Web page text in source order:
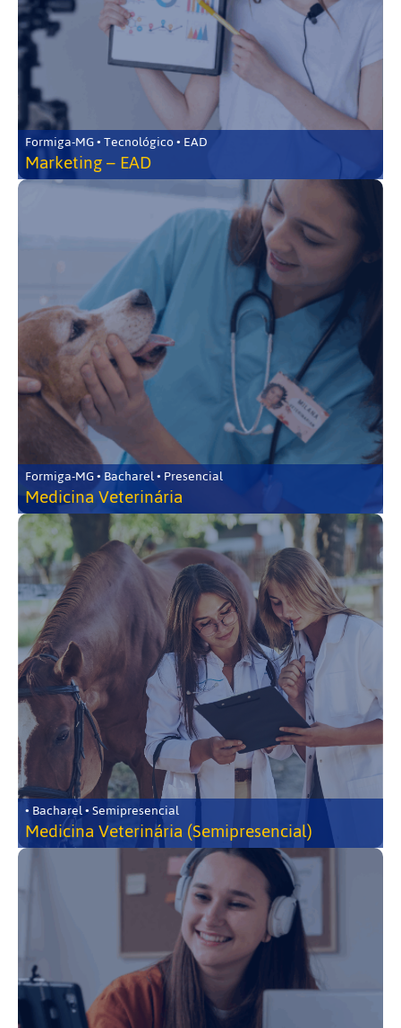
Formiga-MG • Tecnológico • EAD
Marketing – EAD
Formiga-MG • Bacharel • Presencial
Medicina Veterinária
• Bacharel • Semipresencial
Medicina Veterinária (Semipresencial)